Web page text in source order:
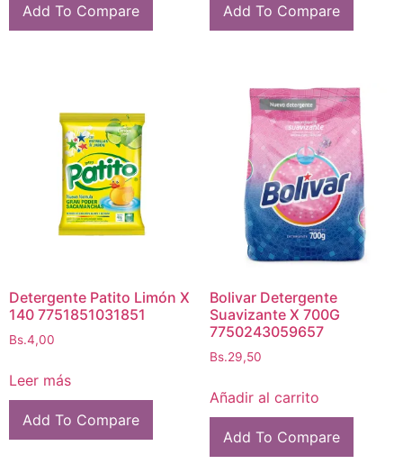
Add To Compare Add To Compare
Detergente Patito Limón X
140 7751851031851
Bs.4,00
Leer más
Add To Compare
Bolivar Detergente
Suavizante X 700G
7750243059657
Bs.29,50
Añadir al carrito
Add To Compare